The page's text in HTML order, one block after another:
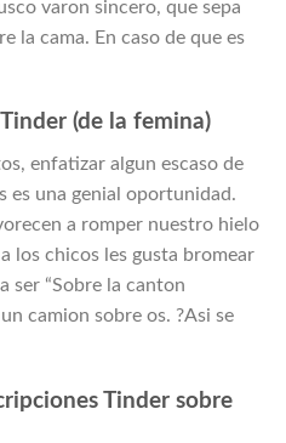
varon sincero, que sepa
la cama. En caso de que es
(de la femina)
enfatizar algun escaso de
es una genial oportunidad.
a romper nuestro hielo
los chicos les gusta bromear
ser “Sobre la canton
camion sobre os. ?Asi se
Tinder sobre